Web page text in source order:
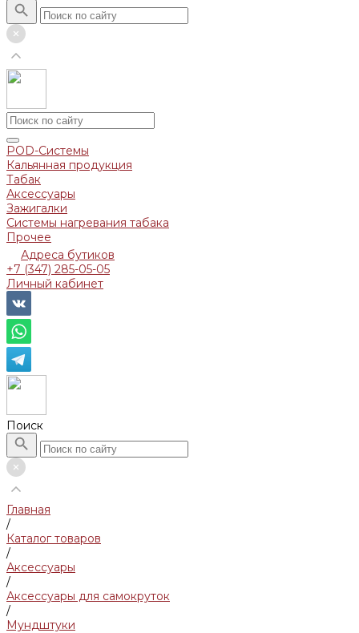
POD-Системы
Кальянная продукция
Табак
Аксессуары
Зажигалки
Системы нагревания табака
Прочее
Адреса бутиков
+7 (347) 285-05-05
Личный кабинет
Поиск
Главная
/
Каталог товаров
/
Аксессуары
/
Аксессуары для самокруток
/
Мундштуки